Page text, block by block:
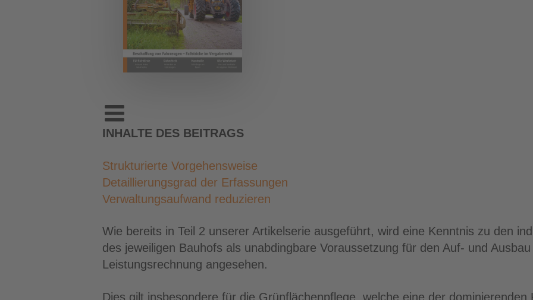
INHALTE DES BEITRAGS
Strukturierte Vorgehensweise
Detaillierungsgrad der Erfassungen
Verwaltungsaufwand reduzieren
Wie bereits in Teil 2 unserer Artikelserie ausgeführt, wird eine Kenntnis zu den
des jeweiligen Bauhofs als unabdingbare Voraussetzung für den Auf- und
Leistungsrechnung angesehen.
Dies gilt insbesondere für die Grünflächenpflege, welche eine der dominierenden